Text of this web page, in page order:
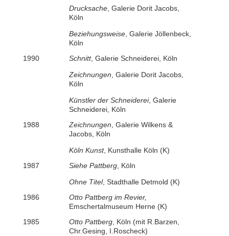
Drucksache, Galerie Dorit Jacobs,
Köln
Beziehungsweise, Galerie Jöllenbeck,
Köln
1990
Schnitt, Galerie Schneiderei, Köln
Zeichnungen , Galerie Dorit Jacobs,
Köln
Künstler der Schneiderei, Galerie
Schneiderei, Köln
1988
Zeichnungen , Galerie Wilkens &
Jacobs, Köln
Köln Kunst, Kunsthalle Köln (K)
1987
Siehe Pattberg, Köln
Ohne Titel, Stadthalle Detmold (K)
1986
Otto Pattberg im Revier,
Emschertalmuseum Herne (K)
1985
Otto Pattberg, Köln (mit R.Barzen,
Chr.Gesing, I.Roscheck)